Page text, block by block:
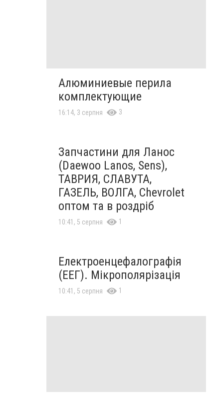
Алюминиевые перила
комплектующие
16:14, 3 серпня 3
Запчастини для Ланос
(Daewoo Lanos, Sens),
ТАВРИЯ, СЛАВУТА,
ГАЗЕЛЬ, ВОЛГА, Chevrolet
оптом та в роздріб
10:41, 5 серпня 1
Електроенцефалографія
(ЕЕГ). Мікрополярізація
10:41, 5 серпня 1